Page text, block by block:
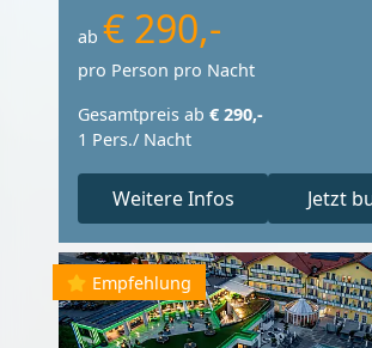
ab € 290,-
pro Person pro Nacht
Gesamtpreis ab € 290,-
1 Pers./ Nacht
Weitere Infos Jetzt
Empfehlung